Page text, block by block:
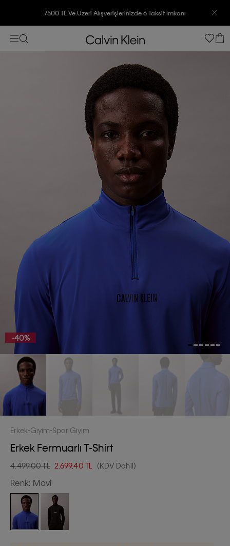
7500 TL Ve Üzeri Alışverişlerinizde 6 Taksit İmkanı
-40%
Erkek Giyim Spor Giyim
Erkek Fermuarlı T-Shirt
4.499,00 TL 2.699,40 TL (KDV Dahil)
Renk: Mavi